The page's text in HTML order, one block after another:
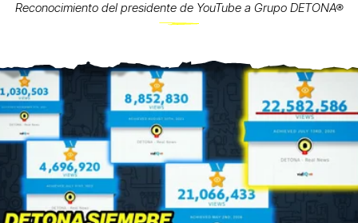
Reconocimiento del presidente de YouTube a Grupo DETONA®